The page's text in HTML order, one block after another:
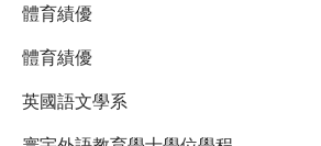
體育績優
體育績優
英國語文學系